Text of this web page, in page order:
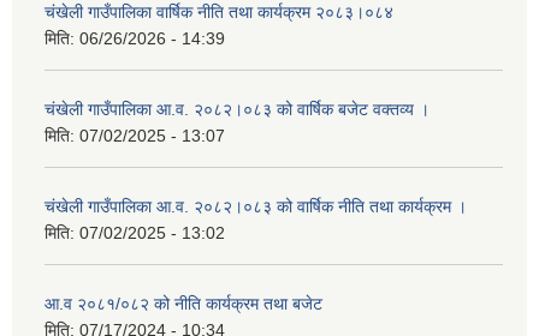
चंखेली गाउँपालिका वार्षिक नीति तथा कार्यक्रम २०८३।०८४
मिति: 06/26/2026 - 14:39
चंखेली गाउँपालिका आ.व. २०८२।०८३ को वार्षिक बजेट वक्तव्य ।
मिति: 07/02/2025 - 13:07
चंखेली गाउँपालिका आ.व. २०८२।०८३ को वार्षिक नीति तथा कार्यक्रम ।
मिति: 07/02/2025 - 13:02
आ.व २०८१/०८२ को नीति कार्यक्रम तथा बजेट
मिति: 07/17/2024 - 10:34